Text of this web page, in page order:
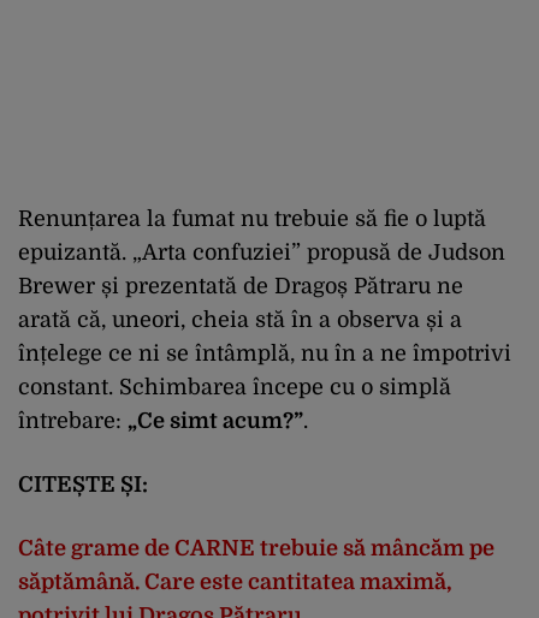
Renunțarea la fumat nu trebuie să fie o luptă
epuizantă. „Arta confuziei” propusă de Judson
Brewer și prezentată de Dragoș Pătraru ne
arată că, uneori, cheia stă în a observa și a
înțelege ce ni se întâmplă, nu în a ne împotrivi
constant. Schimbarea începe cu o simplă
întrebare: „Ce simt acum?”.
CITEȘTE ȘI:
Câte grame de CARNE trebuie să mâncăm pe
săptămână. Care este cantitatea maximă,